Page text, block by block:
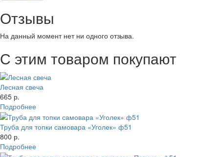
Отзывы
На данный момент нет ни одного отзыва.
С этим товаром покупают
Лесная свеча
665 р.
Подробнее
Труба для топки самовара «Уголек» ф51
800 р.
Подробнее